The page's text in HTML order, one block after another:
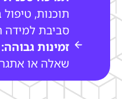
תוכנות,
סביבת למידה
זמינות גבוהה:
שאלה או